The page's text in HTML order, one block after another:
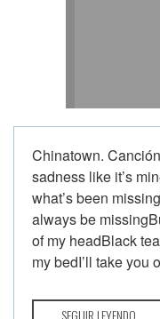
Chinatown.
sadness like it’s
what’s been
always be
of my headBlack
my bedI’ll take you
SEGUIR LEYENDO